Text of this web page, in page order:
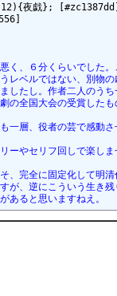
夜戯};
く、６分くらいでした
レベルではない、別物
したし。作者二人のう
の全国大会の受賞した
一層、役者の芸で感動
ーやセリフ回しで楽し
、完全に固定化して明
が、逆にこういう生き
あると思いますねえ。